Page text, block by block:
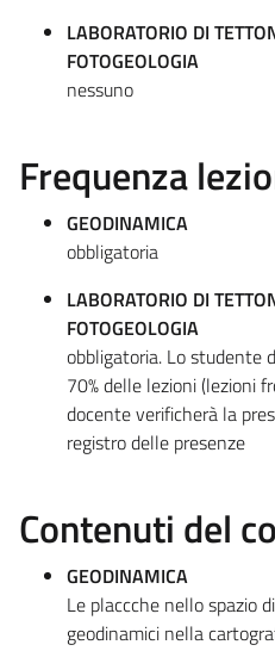
LABORATORIO DI
FOTOGEOLOGIA
nessuno
Frequenza
GEODINAMICA
obbligatoria
LABORATORIO DI
FOTOGEOLOGIA
obbligatoria. Lo studente
70% delle lezioni (lezioni
docente verificherà la
registro delle presenze
Contenuti del
GEODINAMICA
Le placcche nello spazio
geodinamici nella